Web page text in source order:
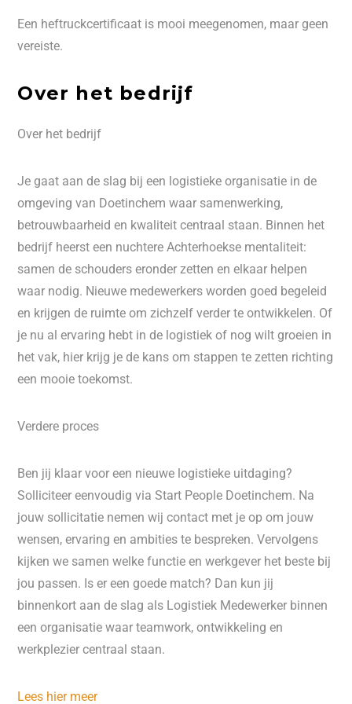
Een heftruckcertificaat is mooi meegenomen, maar geen
vereiste.
Over het bedrijf
Over het bedrijf
Je gaat aan de slag bij een logistieke organisatie in de
omgeving van Doetinchem waar samenwerking,
betrouwbaarheid en kwaliteit centraal staan. Binnen het
bedrijf heerst een nuchtere Achterhoekse mentaliteit:
samen de schouders eronder zetten en elkaar helpen
waar nodig. Nieuwe medewerkers worden goed begeleid
en krijgen de ruimte om zichzelf verder te ontwikkelen. Of
je nu al ervaring hebt in de logistiek of nog wilt groeien in
het vak, hier krijg je de kans om stappen te zetten richting
een mooie toekomst.
Verdere proces
Ben jij klaar voor een nieuwe logistieke uitdaging?
Solliciteer eenvoudig via Start People Doetinchem. Na
jouw sollicitatie nemen wij contact met je op om jouw
wensen, ervaring en ambities te bespreken. Vervolgens
kijken we samen welke functie en werkgever het beste bij
jou passen. Is er een goede match? Dan kun jij
binnenkort aan de slag als Logistiek Medewerker binnen
een organisatie waar teamwork, ontwikkeling en
werkplezier centraal staan.
Lees hier meer